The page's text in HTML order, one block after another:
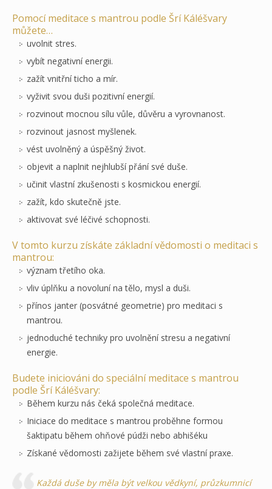
Pomocí meditace s mantrou podle Šrí Káléšvary
můžete…
uvolnit stres.
vybít negativní energii.
zažít vnitřní ticho a mír.
vyživit svou duši pozitivní energií.
rozvinout mocnou sílu vůle, důvěru a vyrovnanost.
rozvinout jasnost myšlenek.
vést uvolněný a úspěšný život.
objevit a naplnit nejhlubší přání své duše.
učinit vlastní zkušenosti s kosmickou energií.
zažít, kdo skutečně jste.
aktivovat své léčivé schopnosti.
V tomto kurzu získáte základní vědomosti o meditaci s
mantrou:
význam třetího oka.
vliv úplňku a novoluní na tělo, mysl a duši.
přínos janter (posvátné geometrie) pro meditaci s
mantrou.
jednoduché techniky pro uvolnění stresu a negativní
energie.
Budete iniciováni do speciální meditace s mantrou
podle Šrí Káléšvary:
Během kurzu nás čeká společná meditace.
Iniciace do meditace s mantrou proběhne formou
šaktipatu během ohňové púdži nebo abhišéku
Získané vědomosti zažijete během své vlastní praxe.
Každá duše by měla být velkou vědkyní, průzkumnicí